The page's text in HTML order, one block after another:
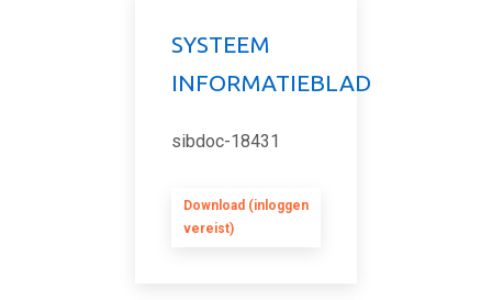
SYSTEEM
INFORMATIEBLAD
sibdoc-18431
Download (inloggen
vereist)